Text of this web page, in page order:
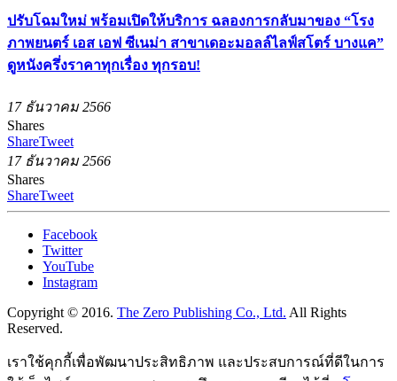
ปรับโฉมใหม่ พร้อมเปิดให้บริการ ฉลองการกลับมาของ “โรง
ภาพยนตร์ เอส เอฟ ซีเนม่า สาขาเดอะมอลล์ไลฟ์สโตร์ บางแค”
ดูหนังครึ่งราคาทุกเรื่อง ทุกรอบ!
17 ธันวาคม 2566
Shares
ShareTweet
17 ธันวาคม 2566
Shares
ShareTweet
Facebook
Twitter
YouTube
Instagram
Copyright © 2016. The Zero Publishing Co., Ltd. All Rights
Reserved.
เราใช้คุกกี้เพื่อพัฒนาประสิทธิภาพ และประสบการณ์ที่ดีในการ